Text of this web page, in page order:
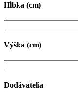
Hĺbka (cm)
Výška (cm)
Dodávatelia